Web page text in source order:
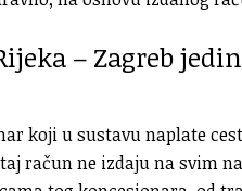
– Zagreb
koji u sustavu naplate
račun ne izdaju na svim